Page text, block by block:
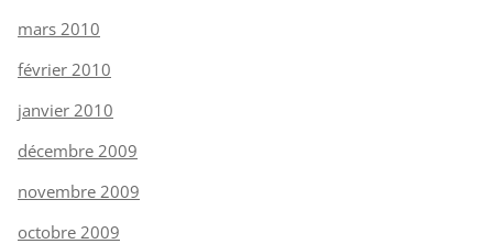
mars 2010
février 2010
janvier 2010
décembre 2009
novembre 2009
octobre 2009